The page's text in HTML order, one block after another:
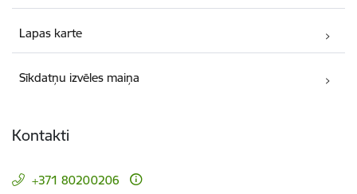
Lapas karte
Sīkdatņu izvēles maiņa
Kontakti
+371 80200206